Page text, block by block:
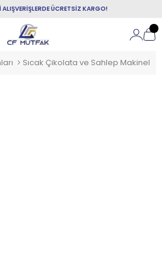
ÜCRETSİZ KARGO!
Sıcak Çikolata ve Sahlep Makineleri